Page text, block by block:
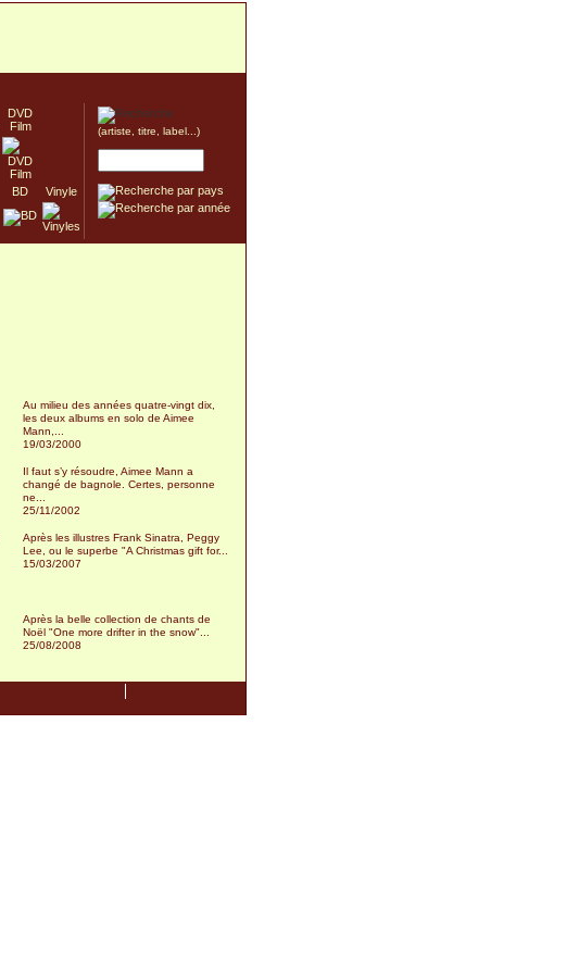
DVD
Film
BD Vinyle
(artiste, titre, label...)
Au milieu des années quatre-vingt dix,
les deux albums en solo de Aimee
Mann,...
19/03/2000
Il faut s’y résoudre, Aimee Mann a
changé de bagnole. Certes, personne
ne...
25/11/2002
Après les illustres Frank Sinatra, Peggy
Lee, ou le superbe "A Christmas gift for...
15/03/2007
Après la belle collection de chants de
Noël "One more drifter in the snow"...
25/08/2008